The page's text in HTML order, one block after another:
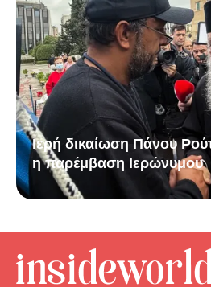
Ιερή δικαίωση Πάνου
η παρέμβαση Ιερώνυμου